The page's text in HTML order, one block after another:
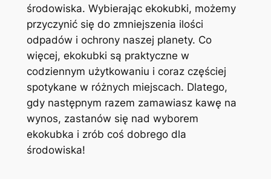
środowiska. Wybierając ekokubki, możemy
przyczynić się do zmniejszenia ilości
odpadów i ochrony naszej planety. Co
więcej, ekokubki są praktyczne w
codziennym użytkowaniu i coraz częściej
spotykane w różnych miejscach. Dlatego,
gdy następnym razem zamawiasz kawę na
wynos, zastanów się nad wyborem
ekokubka i zrób coś dobrego dla
środowiska!